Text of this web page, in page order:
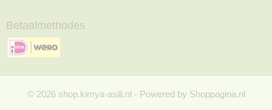
Betaalmethodes
© 2026 shop.kimya-asili.nl - Powered by Shoppagina.nl